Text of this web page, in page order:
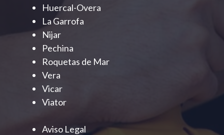
Huercal-Overa
La Garrofa
Nijar
Pechina
Roquetas de Mar
Vera
Vicar
Viator
Aviso Legal